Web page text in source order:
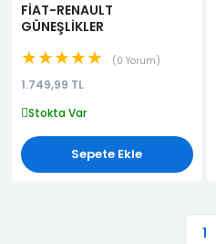
FİAT-RENAULT
GÜNEŞLİKLER
★★★★★ 0 Yorum
1.749,99 TL
Stokta Var
Sepete Ekle
1